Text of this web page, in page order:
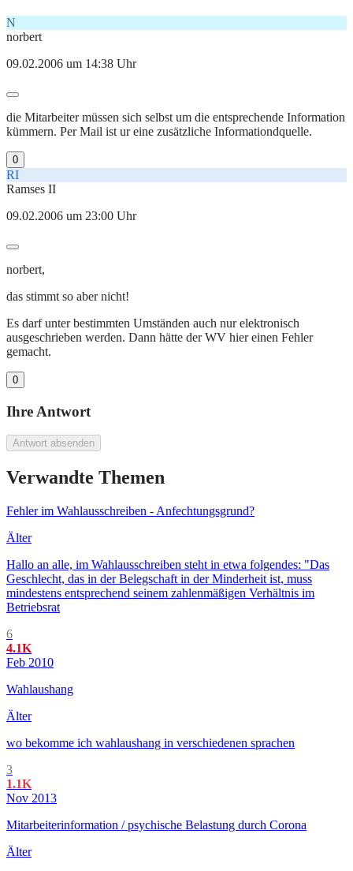
N
norbert
09.02.2006 um 14:38 Uhr
die Mitarbeiter müssen sich selbst um die entsprechende Information
kümmern. Per Mail ist ur eine zusätzliche Informationdquelle.
0
RI
Ramses II
09.02.2006 um 23:00 Uhr
norbert,
das stimmt so aber nicht!
Es darf unter bestimmten Umständen auch nur elektronisch
ausgeschrieben werden. Dann hätte der WV hier einen Fehler
gemacht.
0
Ihre Antwort
Antwort absenden
Verwandte Themen
Fehler im Wahlausschreiben - Anfechtungsgrund?
Älter
Hallo an alle, im Wahlausschreiben steht in etwa folgendes: "Das
Geschlecht, das in der Belegschaft in der Minderheit ist, muss
mindestens entsprechend seinem zahlenmäßigen Verhältnis im
Betriebsrat
6
4.1K
Feb 2010
Wahlaushang
Älter
wo bekomme ich wahlaushang in verschiedenen sprachen
3
1.1K
Nov 2013
Mitarbeiterinformation / psychische Belastung durch Corona
Älter